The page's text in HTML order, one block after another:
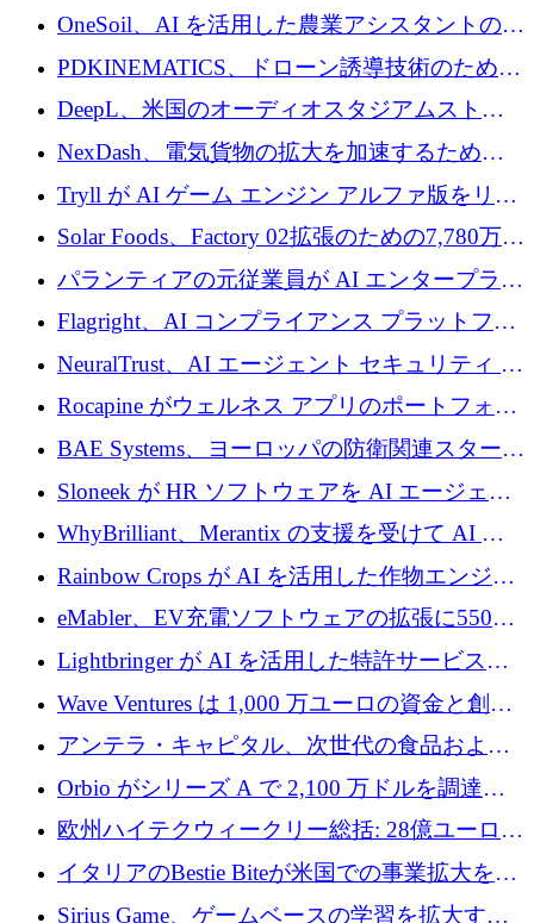
重用途の成長基金である E2D を立ち上げる
OneSoil、AI を活用した農業アシスタントの拡
大に​​ 100 万ユーロを確保
PDKINEMATICS、ドローン誘導技術のために
200 万ユーロを調達
DeepL、米国のオーディオスタジアムストリ
ーミング事業Mixhaloを買収
NexDash、電気貨物の拡大を加速するために
EIT Urban Mobilityから250万ユーロを確保
Tryll が AI ゲーム エンジン アルファ版をリリ
ースし、60 万ドルのプレシード資金を確保
Solar Foods、Factory 02拡張のための7,780万ユ
ーロの資金調達パッケージを獲得
パランティアの元従業員が AI エンタープライ
ズ スタートアップの Conduct に 6,000 万ドル
を調達
Flagright、AI コンプライアンス プラットフォ
ームを拡張するためにシリーズ A で 1,250 万
ドルを確保
NeuralTrust、AI エージェント セキュリティ プ
ラットフォームの拡張に 2,000 万ドルを調達
Rocapine がウェルネス アプリのポートフォリ
オを拡大するためにシリーズ A で 1,300 万ド
ルを調達
BAE Systems、ヨーロッパの防衛関連スタート
アップの規模拡大を支援するために 5,000 万
ユーロの支援を開始
Sloneek が HR ソフトウェアを AI エージェン
トに変えるために 600 万ドルを調達
WhyBrilliant、Merantix の支援を受けて AI 求
人マッチングを拡大するために 100 万ユーロ
Rainbow Crops が AI を活用した作物エンジニ
アリングを拡張するために 970 万ユーロを調
eMabler、EV充電ソフトウェアの拡張に550万
ユーロを確保
Lightbringer が AI を活用した特許サービスを
拡大するために 1,000 万ドルを調達
Wave Ventures は 1,000 万ユーロの資金と創設
者補助金で 10 周年を迎える
アンテラ・キャピタル、次世代の食品および
アグリテクノロジーのイノベーションを支援
するファンド III の初回クローズ額が 1 億ドル
に到達
Orbio がシリーズ A で 2,100 万ドルを調達、
AI 労働力管理を世界の最前線の労働者に提供
欧州ハイテクウィークリー総括: 28億ユーロの
取引と5月のハイライト
イタリアのBestie Biteが米国での事業拡大を加
速するために150万ユーロを調達
Sirius Game、ゲームベースの学習を拡大する